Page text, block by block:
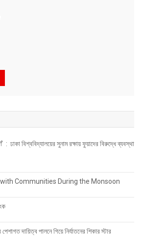
: ঢাকা বিশ্ববিদ্যালয়ের সুনাম রক্ষায় ফুয়াদের বিরুদ্ধে ব্যবস্থা
Communities During the Monsoon
পেশাগত দায়িত্ব পালনে গিয়ে নির্যাতনের শিকার স্টার